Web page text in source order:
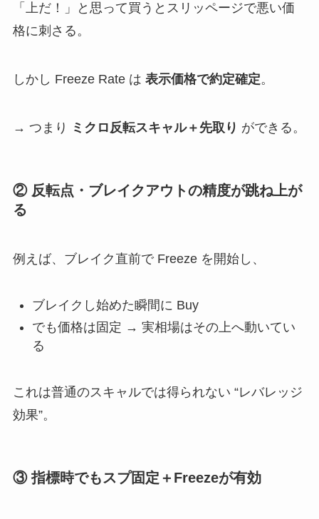
「上だ！」と思って買うとスリッページで悪い価
格に刺さる。
しかし Freeze Rate は 表示価格で約定確定。
→ つまり ミクロ反転スキャル＋先取り ができる。
② 反転点・ブレイクアウトの精度が跳ね上が
る
例えば、ブレイク直前で Freeze を開始し、
ブレイクし始めた瞬間に Buy
でも価格は固定 → 実相場はその上へ動いてい
る
これは普通のスキャルでは得られない “レバレッジ
効果”。
③ 指標時でもスプ固定＋Freezeが有効